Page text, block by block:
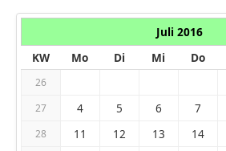
Juli 2016
KW
Mo Di Mi Do
26
27 4 5 6 7
28 11 12 13 14